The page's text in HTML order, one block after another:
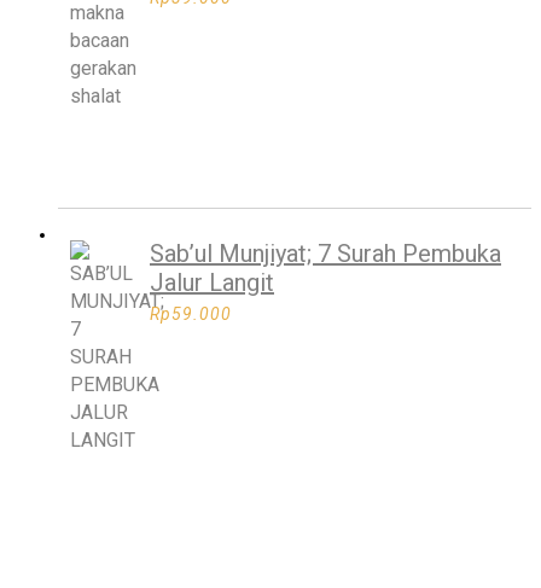
Sab’ul Munjiyat; 7 Surah Pembuka
Jalur Langit
Rp59.000